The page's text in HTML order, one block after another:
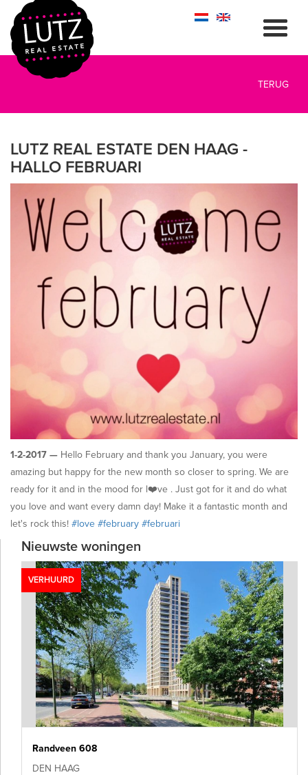
TERUG
LUTZ REAL ESTATE DEN HAAG -
HALLO FEBRUARI
1-2-2017 — Hello February and thank you January, you were
amazing but happy for the new month so closer to spring. We are
ready for it and in the mood for l❤️ve . Just got for it and do what
you love and want every damn day! Make it a fantastic month and
let's rock this! #love #february #februari
Nieuwste woningen
VERHUURD
Randveen 608
DEN HAAG